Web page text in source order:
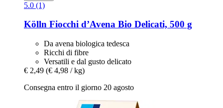
5.0 (1)
Kölln Fiocchi d’Avena Bio Delicati, 500 g
Da avena biologica tedesca
Ricchi di fibre
Versatili e dal gusto delicato
€ 2,49 (€ 4,98 / kg)
Consegna entro il giorno 20 agosto